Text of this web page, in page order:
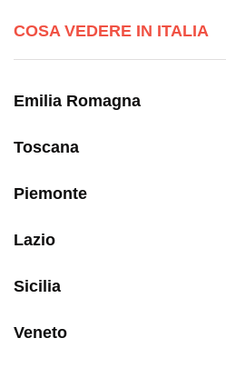
COSA VEDERE IN ITALIA
Emilia Romagna
Toscana
Piemonte
Lazio
Sicilia
Veneto